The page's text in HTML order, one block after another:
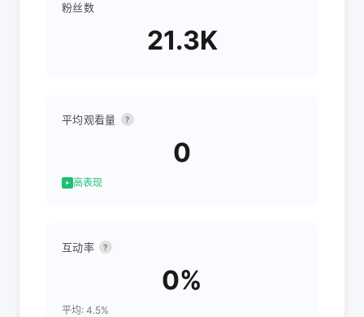
粉丝数
21.3K
平均观看量 ?
0
高表现
互动率 ?
0%
平均: 4.5%